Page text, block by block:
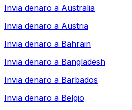
Invia denaro a Australia
Invia denaro a Austria
Invia denaro a Bahrain
Invia denaro a Bangladesh
Invia denaro a Barbados
Invia denaro a Belgio